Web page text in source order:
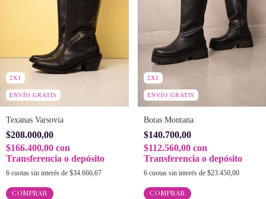
2X1
ENVÍO GRATIS
Texanas Varsovia
$208.000,00
$166.400,00 con
Transferencia o depósito
6 cuotas sin interés de $34.666,67
COMPRAR
2X1
ENVÍO GRATIS
Botas Montana
$140.700,00
$112.560,00 con
Transferencia o depósito
6 cuotas sin interés de $23.450,00
COMPRAR